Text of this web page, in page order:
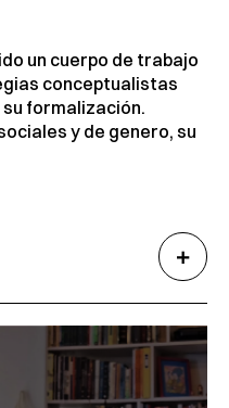
un cuerpo de trabajo
conceptualistas
formalización.
y de genero, su